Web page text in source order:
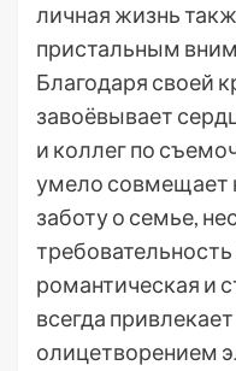
личная жизнь
пристальным
Благодаря своей
завоёвывает
и коллег по
умело совмещает
заботу о семье,
романтическая и
всегда
олицетворением